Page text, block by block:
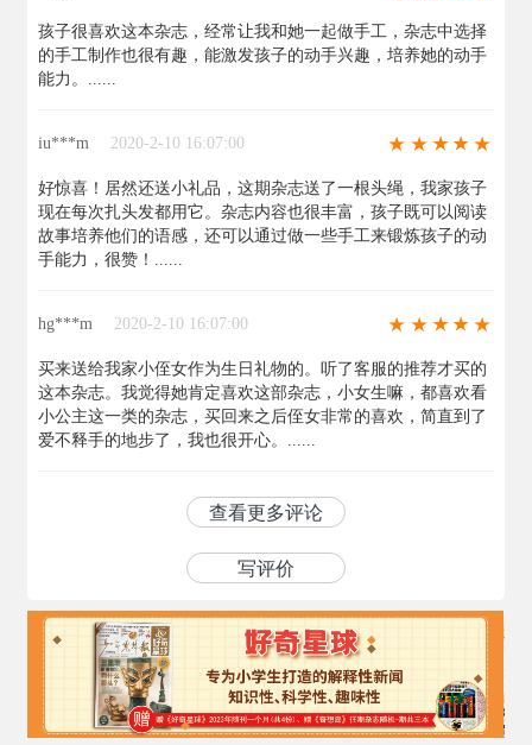
孩子很喜欢这本杂志，经常让我和她一起做手工，杂志中选择
的手工制作也很有趣，能激发孩子的动手兴趣，培养她的动手
能力。......
iu***m 2020-2-10 16:07:00
好惊喜！居然还送小礼品，这期杂志送了一根头绳，我家孩子
现在每次扎头发都用它。杂志内容也很丰富，孩子既可以阅读
故事培养他们的语感，还可以通过做一些手工来锻炼孩子的动
手能力，很赞！......
hg***m 2020-2-10 16:07:00
买来送给我家小侄女作为生日礼物的。听了客服的推荐才买的
这本杂志。我觉得她肯定喜欢这部杂志，小女生嘛，都喜欢看
小公主这一类的杂志，买回来之后侄女非常的喜欢，简直到了
爱不释手的地步了，我也很开心。......
查看更多评论
写评价